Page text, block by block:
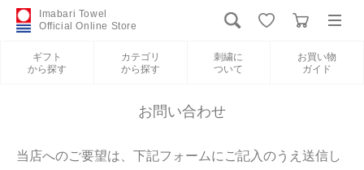
Imabari Towel
Official Online Store
ギフト
から探す
カテゴリ
から探す
刺繍に
ついて
お買い物
ガイド
新規会員登録
お問い合わせ
当店へのご要望は、下記フォームにご記入のうえ送信し